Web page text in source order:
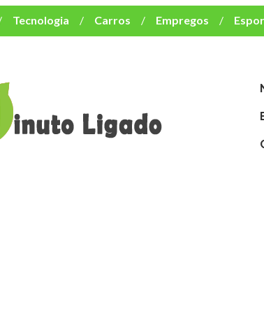
Tecnologia Carros Empregos
Bem-Estar Negócios
Música e TV